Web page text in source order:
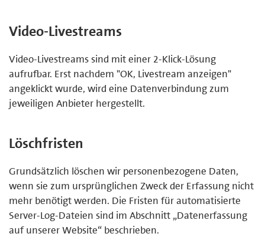
Video-Livestreams
Video-Livestreams sind mit einer 2-Klick-Lösung
aufrufbar. Erst nachdem "OK, Livestream anzeigen"
angeklickt wurde, wird eine Datenverbindung zum
jeweiligen Anbieter hergestellt.
Löschfristen
Grundsätzlich löschen wir personenbezogene Daten,
wenn sie zum ursprünglichen Zweck der Erfassung nicht
mehr benötigt werden. Die Fristen für automatisierte
Server-Log-Dateien sind im Abschnitt „Datenerfassung
auf unserer Website“ beschrieben.